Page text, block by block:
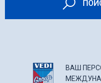
ВАШ